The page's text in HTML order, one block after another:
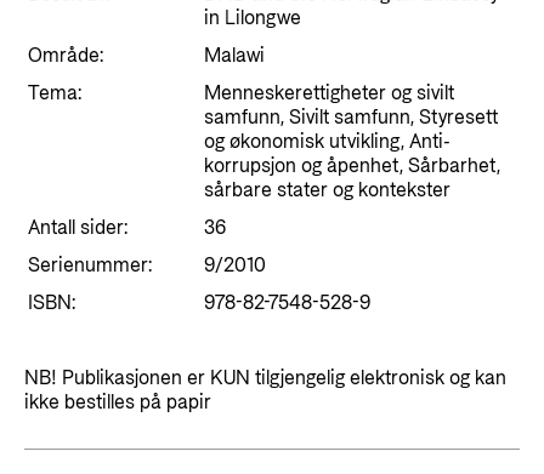
Styresett og økonomisk utvikling
For næringslivet
Statsgarantiordningen for investeringer i
fornybar energi
Norad - Partnerskap med privat sektor
Nyttige lenker
Viktige dokumenter og lenker
Evalueringer (Norec)
Historie
Kontakt oss
Norads Varslingstjeneste
Logo
Postjournal
Personvern
in Lilongwe
Område:
Malawi
Tema:
Menneskerettigheter og sivilt
samfunn, Sivilt samfunn, Styresett
og økonomisk utvikling, Anti-
korrupsjon og åpenhet, Sårbarhet,
sårbare stater og kontekster
Antall sider:
36
Serienummer:
9/2010
ISBN:
978-82-7548-528-9
NB! Publikasjonen er KUN tilgjengelig elektronisk og kan
ikke bestilles på papir